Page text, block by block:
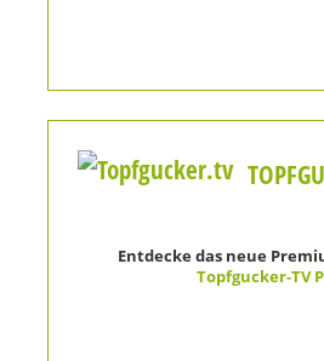
Entdecke das neue
Topfgucker-TV